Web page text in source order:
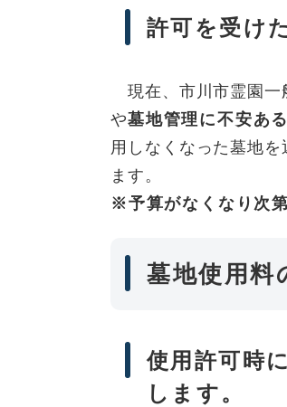
許可を受け
現在、市川市霊園一
や墓地管理に不安あ
用しなくなった墓地
ます。
※予算がなくなり次
墓地使用料
使用許可時
します。